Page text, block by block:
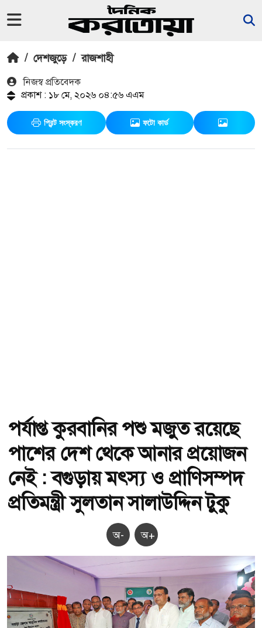
/ দেশজুড়ে / রাজশাহী
নিজস্ব প্রতিবেদক
প্রকাশ : ১৮ মে, ২০২৬ ০৪:৫৬ এএম
প্রিন্ট সংস্করণ ফটো কার্ড
পর্যাপ্ত কুরবানির পশু মজুত রয়েছে
পাশের দেশ থেকে আনার প্রয়োজন
নেই : বগুড়ায় মৎস্য ও প্রাণিসম্পদ
প্রতিমন্ত্রী সুলতান সালাউদ্দিন টুকু
অ- অ+